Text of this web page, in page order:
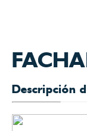
Descripción